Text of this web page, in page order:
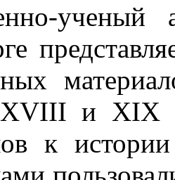
ученый
и XIX
к